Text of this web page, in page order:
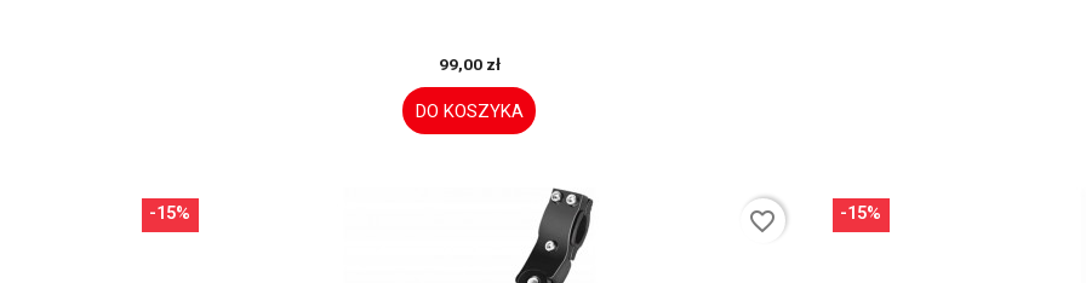
99,00 zł
DO KOSZYKA
-15% favorite_border -15%